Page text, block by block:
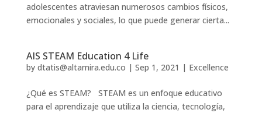
adolescentes atraviesan numerosos cambios físicos,
emocionales y sociales, lo que puede generar cierta...
AIS STEAM Education 4 Life
by dtatis@altamira.edu.co | Sep 1, 2021 | Excellence
¿Qué es STEAM? STEAM es un enfoque educativo
para el aprendizaje que utiliza la ciencia, tecnología,